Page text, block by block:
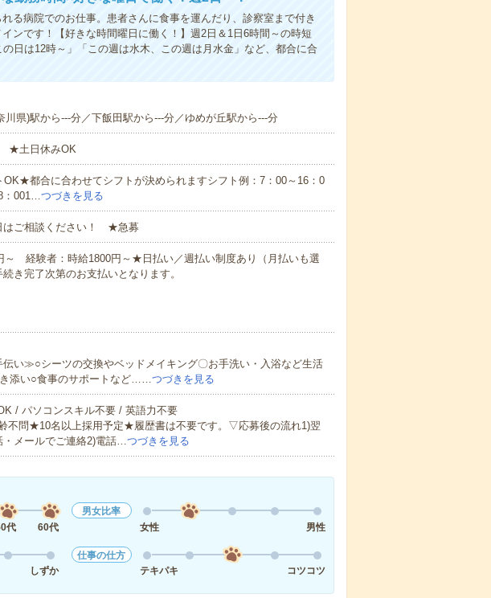
る病院でのお仕事。患者さんに食事を運んだり、診察室まで付き
ンです！【好きな時間曜日に働く！】週2日＆1日6時間～の時短
日は12時～」「この週は水木、この週は月水金」など、都合に合
川県)駅から---分／下飯田駅から---分／ゆめが丘駅から---分
★土日休みOK
都合に合わせてシフトが決められますシフト例：7：00～16：0
：001…つづきを見る
はご相談ください！ ★急募
～ 経験者：時給1800円～★日払い／週払い制度あり（月払いも選
き完了次第のお支払いとなります。
い≫○シーツの交換やベッドメイキング〇お手洗い・入浴など生活
添い○食事のサポートなど……つづきを見る
/ パソコンスキル不要 / 英語力不要
不問★10名以上採用予定★履歴書は不要です。▽応募後の流れ1)翌
・メールでご連絡2)電話…つづきを見る
代 60代
男女比率
女性
男性
しずか
仕事の仕方
テキパキ
コツコツ